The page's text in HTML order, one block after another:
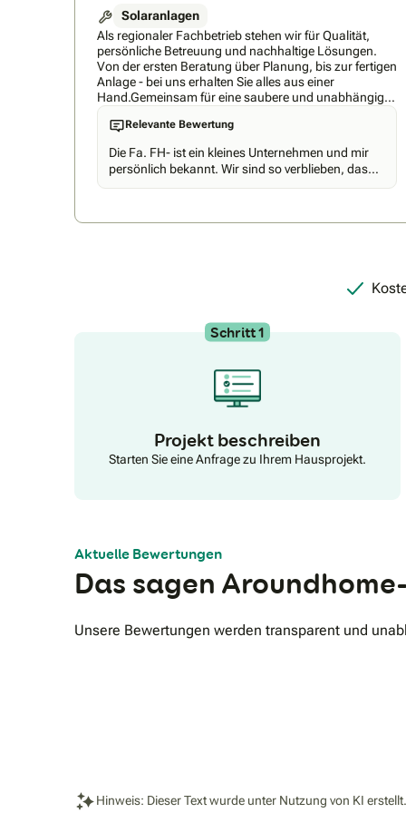
Solaranlagen
Als regionaler Fachbetrieb stehen wir für Qualität,
persönliche Betreuung und nachhaltige Lösungen.
Von der ersten Beratung über Planung, bis zur fertigen
Anlage - bei uns erhalten Sie alles aus einer
Hand.Gemeinsam für eine saubere und unabhängige
Zukunft .Gemeinsam für eine saubere und
unabhängige Zukunft .
Relevante Bewertung
Die Fa. FH- ist ein kleines Unternehmen und mir
persönlich bekannt. Wir sind so verblieben, das
Schritt 1
Projekt beschreiben
Starten Sie eine Anfrage zu Ihrem Hausprojekt.
Aktuelle Bewertungen
Das sagen
Unsere Bewertungen werden transparent und
Hinweis: Dieser Text wurde unter Nutzung von KI erstellt.